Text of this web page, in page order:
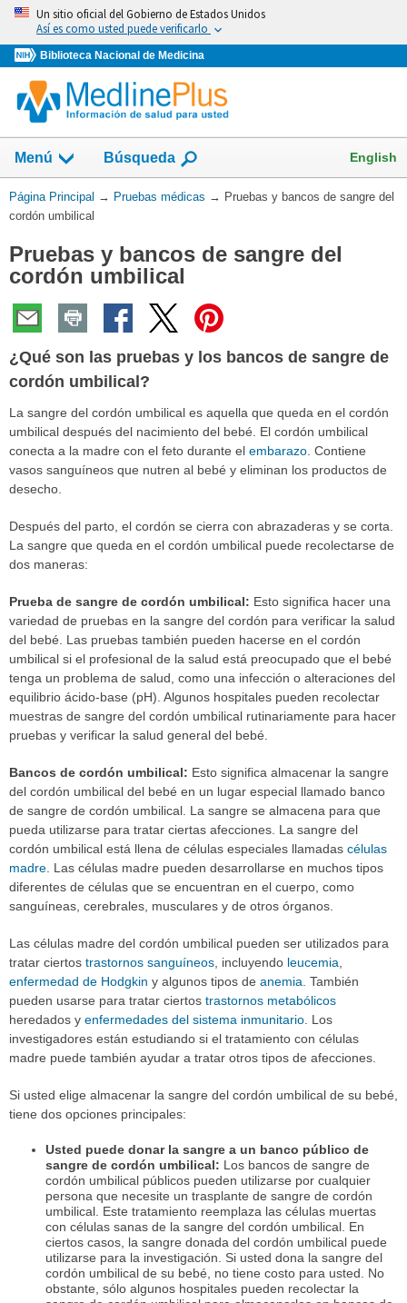
Omita
vaya
al
Contenido
Un sitio oficial del Gobierno de Estados Unidos
Así es como usted puede verificarlo
Biblioteca Nacional de Medicina
Menú
Mostrar
campo
de
Búsqueda English
Usted
está
Página Principal → Pruebas médicas → Pruebas y bancos de sangre del
cordón umbilical
Pruebas y bancos de sangre del
cordón umbilical
¿Qué son las pruebas y los bancos de sangre de
cordón umbilical?
La sangre del cordón umbilical es aquella que queda en el cordón
umbilical después del nacimiento del bebé. El cordón umbilical
conecta a la madre con el feto durante el embarazo . Contiene
vasos sanguíneos que nutren al bebé y eliminan los productos de
desecho.
Después del parto, el cordón se cierra con abrazaderas y se corta.
La sangre que queda en el cordón umbilical puede recolectarse de
dos maneras:
Prueba de sangre de cordón umbilical: Esto significa hacer una
variedad de pruebas en la sangre del cordón para verificar la salud
del bebé. Las pruebas también pueden hacerse en el cordón
umbilical si el profesional de la salud está preocupado que el bebé
tenga un problema de salud, como una infección o alteraciones del
equilibrio ácido-base (pH). Algunos hospitales pueden recolectar
muestras de sangre del cordón umbilical rutinariamente para hacer
pruebas y verificar la salud general del bebé.
Bancos de cordón umbilical: Esto significa almacenar la sangre
del cordón umbilical del bebé en un lugar especial llamado banco
de sangre de cordón umbilical. La sangre se almacena para que
pueda utilizarse para tratar ciertas afecciones. La sangre del
cordón umbilical está llena de células especiales llamadas células
madre . Las células madre pueden desarrollarse en muchos tipos
diferentes de células que se encuentran en el cuerpo, como
sanguíneas, cerebrales, musculares y de otros órganos.
Las células madre del cordón umbilical pueden ser utilizados para
tratar ciertos trastornos sanguíneos , incluyendo leucemia
enfermedad de Hodgkin y algunos tipos de anemia . También
pueden usarse para tratar ciertos trastornos metabólicos
heredados y enfermedades del sistema inmunitario . Los
investigadores están estudiando si el tratamiento con células
madre puede también ayudar a tratar otros tipos de afecciones.
Si usted elige almacenar la sangre del cordón umbilical de su bebé,
tiene dos opciones principales:
Usted puede donar la sangre a un banco público de
sangre de cordón umbilical: Los bancos de sangre de
cordón umbilical públicos pueden utilizarse por cualquier
persona que necesite un trasplante de sangre de cordón
umbilical. Este tratamiento reemplaza las células muertas
con células sanas de la sangre del cordón umbilical. En
ciertos casos, la sangre donada del cordón umbilical puede
utilizarse para la investigación. Si usted dona la sangre del
cordón umbilical de su bebé, no tiene costo para usted. No
obstante, sólo algunos hospitales pueden recolectar la